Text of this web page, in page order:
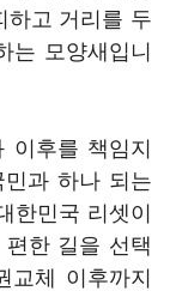
하고 거리를 두
는 모양새입니
후를 책임지
과 하나 되는
한민국 리셋이
한 길을 선택
체 이후까지